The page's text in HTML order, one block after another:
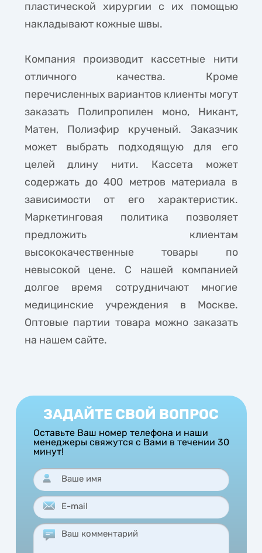
пластической хирургии с их помощью
накладывают кожные швы.
Компания производит кассетные нити
отличного качества. Кроме
перечисленных вариантов клиенты могут
заказать Полипропилен моно, Никант,
Матен, Полиэфир крученый. Заказчик
может выбрать подходящую для его
целей длину нити. Кассета может
содержать до 400 метров материала в
зависимости от его характеристик.
Маркетинговая политика позволяет
предложить клиентам
высококачественные товары по
невысокой цене. С нашей компанией
долгое время сотрудничают многие
медицинские учреждения в Москве.
Оптовые партии товара можно заказать
на нашем сайте.
ЗАДАЙТЕ СВОЙ ВОПРОС
Оставьте Ваш номер телефона и наши
менеджеры свяжутся с Вами в течении 30
минут!